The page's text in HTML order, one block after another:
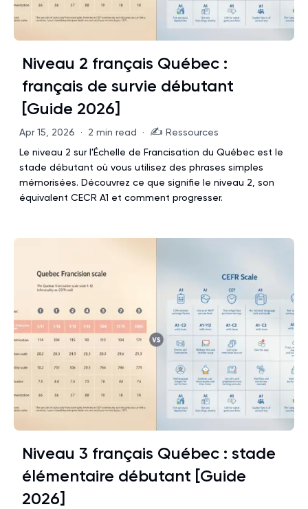
Niveau 2 français Québec :
français de survie débutant
[Guide 2026]
Apr 15, 2026 · 2 min read · ✍️ Ressources
Le niveau 2 sur l'Échelle de Francisation du Québec est le
stade débutant où vous utilisez des phrases simples
mémorisées. Découvrez ce que signifie le niveau 2, son
équivalent CECR A1 et comment progresser.
Niveau 3 français Québec : stade
élémentaire débutant [Guide
2026]